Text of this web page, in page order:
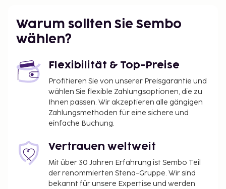
Warum sollten Sie Sembo
wählen?
Flexibilität & Top-Preise
Profitieren Sie von unserer Preisgarantie und
wählen Sie flexible Zahlungsoptionen, die zu
Ihnen passen. Wir akzeptieren alle gängigen
Zahlungsmethoden für eine sichere und
einfache Buchung.
Vertrauen weltweit
Mit über 30 Jahren Erfahrung ist Sembo Teil
der renommierten Stena-Gruppe. Wir sind
bekannt für unsere Expertise und werden